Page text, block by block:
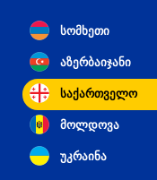
სომხეთი
აზერბაიჯანი
საქართველო
მოლდოვა
უკრაინა